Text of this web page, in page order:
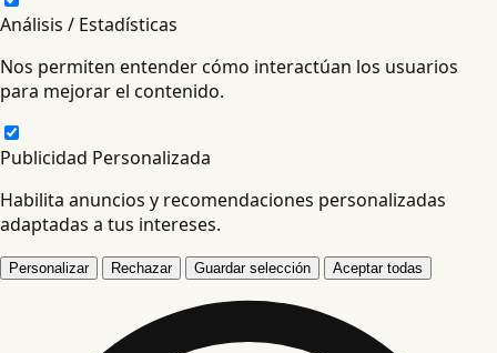
Análisis / Estadísticas
Nos permiten entender cómo interactúan los usuarios
para mejorar el contenido.
Publicidad Personalizada
Habilita anuncios y recomendaciones personalizadas
adaptadas a tus intereses.
Personalizar Rechazar Guardar selección Aceptar todas